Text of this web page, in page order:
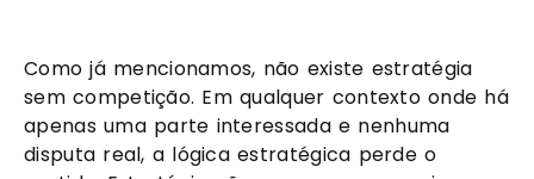
Como já mencionamos, não existe estratégia
sem competição. Em qualquer contexto onde há
apenas uma parte interessada e nenhuma
disputa real, a lógica estratégica perde o